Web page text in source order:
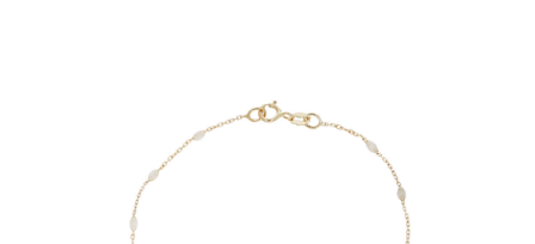
BIJUTERII BARBATI Vezi toate